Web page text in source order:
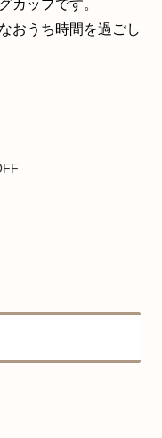
カップです。
おうち時間を過ごし